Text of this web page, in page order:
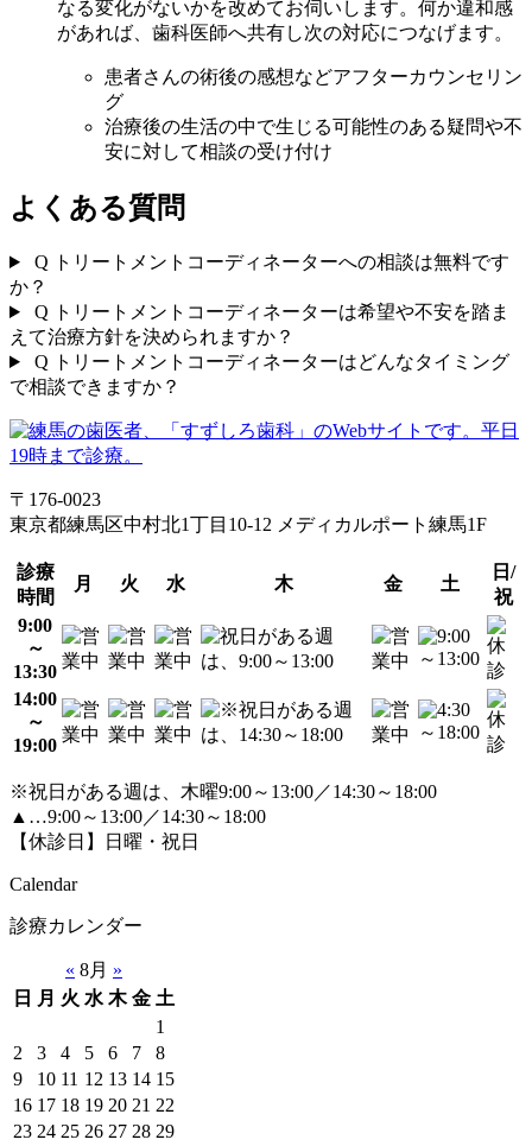
なる変化がないかを改めてお伺いします。何か違和感
があれば、歯科医師へ共有し次の対応につなげます。
患者さんの術後の感想などアフターカウンセリン
グ
治療後の生活の中で生じる可能性のある疑問や不
安に対して相談の受け付け
よくある質問
Q
トリートメントコーディネーターへの相談は無料です
か？
Q
トリートメントコーディネーターは希望や不安を踏ま
えて治療方針を決められますか？
Q
トリートメントコーディネーターはどんなタイミング
で相談できますか？
〒176-0023
東京都練馬区中村北1丁目10-12 メディカルポート練馬1F
診療
時間
月 火 水 木 金 土
日/
祝
9:00
～
13:30
14:00
～
19:00
※祝日がある週は、木曜9:00～13:00／14:30～18:00
▲…9:00～13:00／14:30～18:00
【休診日】日曜・祝日
Calendar
診療カレンダー
« 8月 »
日
月 火 水 木 金 土
1
2
3 4 5 6 7
8
9
10 11 12 13 14 15
16 17 18 19 20 21 22
23 24 25 26 27 28 29